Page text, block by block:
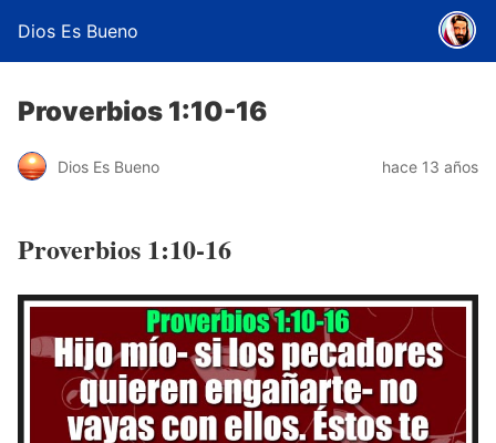
Dios Es Bueno
Proverbios 1:10-16
Dios Es Bueno hace 13 años
Proverbios 1:10-16